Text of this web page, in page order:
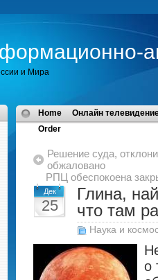
и Мира
Home
Онлайн
Order
Решение суда,
обжаловано
РПЦ обеспокоена
Дек
25
Глина,
что там
Наука и
о